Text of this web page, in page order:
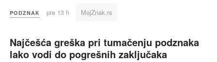
PODZNAK pre 13 h MojZnak.rs
Najčešća greška pri tumačenju podznaka
lako vodi do pogrešnih zaključaka